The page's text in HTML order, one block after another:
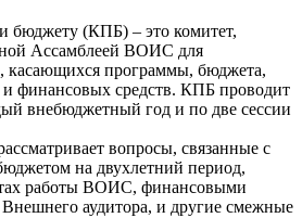
бюджету (КПБ) – это комитет,
Ассамблеей ВОИС для
касающихся программы, бюджета,
финансовых средств. КПБ проводит
внебюджетный год и по две сессии
вопросы, связанные с
на двухлетний период,
работы ВОИС, финансовыми
аудитора, и другие смежные